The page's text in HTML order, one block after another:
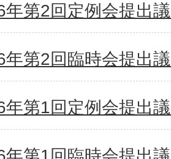
年第2回定例会提出
年第2回臨時会提出
年第1回定例会提出